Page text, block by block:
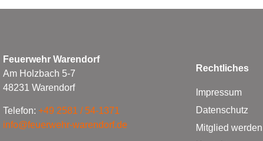
Feuerwehr Warendorf
Am Holzbach 5-7
48231 Warendorf
Telefon: +49 2581 / 54-1371
info@feuerwehr-warendorf.de
Rechtliches
Impressum
Datenschutz
Mitglied